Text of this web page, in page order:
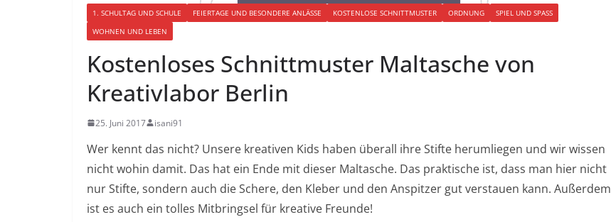
1. SCHULTAG UND SCHULE FEIERTAGE UND BESONDERE ANLÄSSE KOSTENLOSE SCHNITTMUSTER ORDNUNG
SPIEL UND SPASS
WOHNEN UND LEBEN
Kostenloses Schnittmuster Maltasche von
Kreativlabor Berlin
25. Juni 2017 isani91
Wer kennt das nicht? Unsere kreativen Kids haben überall ihre Stifte herumliegen und wir wissen
nicht wohin damit. Das hat ein Ende mit dieser Maltasche. Das praktische ist, dass man hier nicht
nur Stifte, sondern auch die Schere, den Kleber und den Anspitzer gut verstauen kann. Außerdem
ist es auch ein tolles Mitbringsel für kreative Freunde!